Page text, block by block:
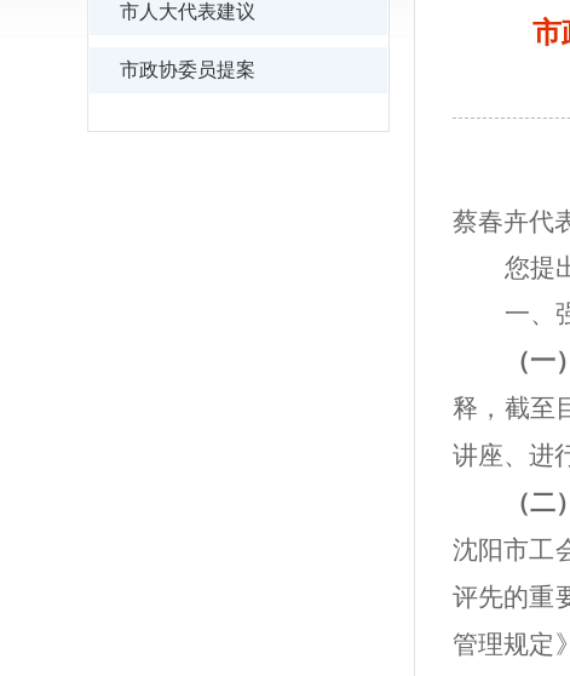
市人大代表建议
市政协委员提案
市
蔡春卉代
您提
一、
（
释，截至
讲座、进
（
沈阳市工
评先的重
管理规定